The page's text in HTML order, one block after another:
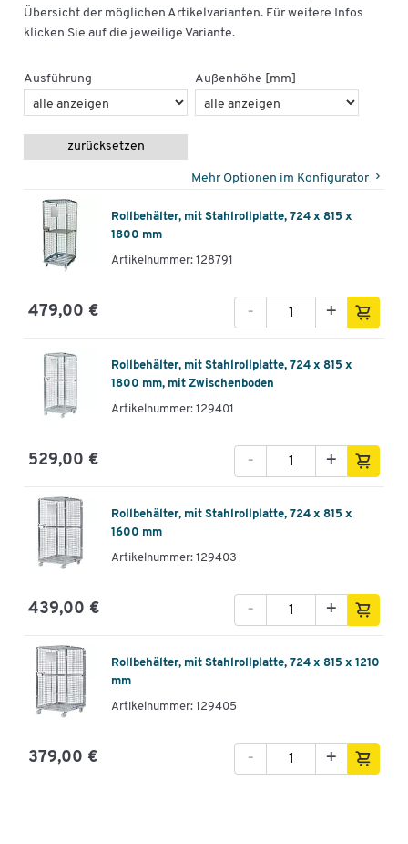
Übersicht der möglichen Artikelvarianten. Für weitere Infos
klicken Sie auf die jeweilige Variante.
Ausführung Außenhöhe [mm]
zurücksetzen
Mehr Optionen im Konfigurator
Rollbehälter, mit Stahlrollplatte, 724 x 815 x
1800 mm
Artikelnummer: 128791
479,00 € +
-
Rollbehälter, mit Stahlrollplatte, 724 x 815 x
1800 mm, mit Zwischenboden
Artikelnummer: 129401
529,00 € +
-
Rollbehälter, mit Stahlrollplatte, 724 x 815 x
1600 mm
Artikelnummer: 129403
439,00 € +
-
Rollbehälter, mit Stahlrollplatte, 724 x 815 x 1210
mm
Artikelnummer: 129405
379,00 € +
-